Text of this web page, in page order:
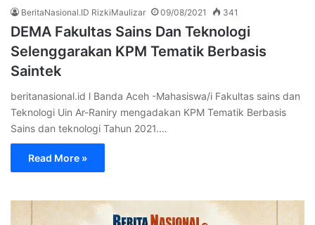
BeritaNasional.ID RizkiMaulizar 09/08/2021 341
DEMA Fakultas Sains Dan Teknologi
Selenggarakan KPM Tematik Berbasis
Saintek
beritanasional.id l Banda Aceh -Mahasiswa/i Fakultas sains dan
Teknologi Uin Ar-Raniry mengadakan KPM Tematik Berbasis
Sains dan teknologi Tahun 2021.…
Read More »